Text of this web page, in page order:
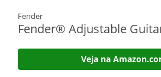
Fender
Fender® Adjustable
Veja na